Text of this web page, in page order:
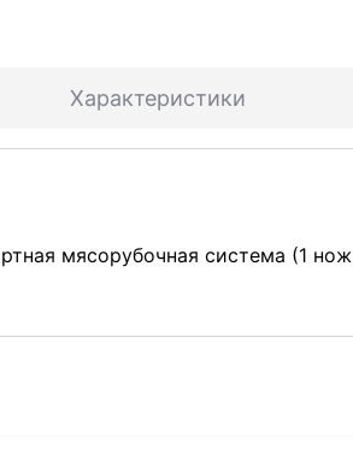
Характеристики
мясорубочная система (1